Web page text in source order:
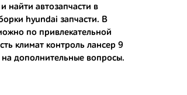
найти автозапчасти в
hyundai запчасти. В
по привлекательной
климат контроль лансер 9
дополнительные вопросы.